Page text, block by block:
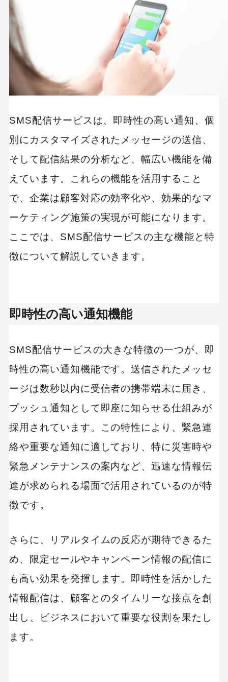
SMS配信サービスは、即時性の高い通知、個
別にカスタマイズされたメッセージの送信、
そして配信結果の分析など、幅広い機能を備
えています。これらの機能を活用すること
で、企業は顧客対応の効率化や、効果的なマ
ーケティング施策の実現が可能になります。
ここでは、SMS配信サービスの主な機能と特
徴について解説していきます。
即時性の高い通知機能
SMS配信サービスの大きな特徴の一つが、即
時性の高い通知機能です。送信されたメッセ
ージは数秒以内に受信者の携帯端末に届き、
プッシュ通知として即座に知らせる仕組みが
採用されています。この特性により、緊急連
絡や重要な通知に適しており、特に災害時や
緊急メンテナンスの案内など、迅速な情報伝
達が求められる場面で活用されているのが特
徴です。
さらに、リアルタイムの反応が期待できるた
め、限定セールやキャンペーン情報の配信に
も高い効果を発揮します。即時性を活かした
情報配信は、顧客とのタイムリーな接点を創
出し、ビジネスにおいて重要な役割を果たし
ます。